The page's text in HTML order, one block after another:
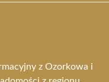
z Ozorkowa i